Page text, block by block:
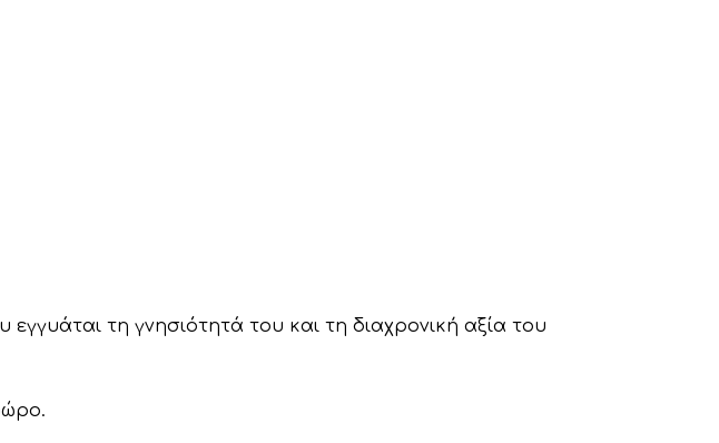
εγγυάται τη γνησιότητά του και τη διαχρονική αξία του